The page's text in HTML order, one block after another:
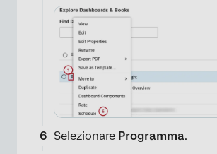
Selezionare Programma.